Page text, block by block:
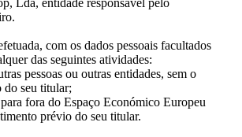
Lda, entidade responsável pelo
com os dados pessoais facultados
das seguintes atividades:
pessoas ou outras entidades, sem o
do seu titular;
fora do Espaço Económico Europeu
prévio do seu titular.